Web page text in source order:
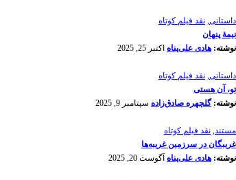
داستانی, نقد فیلم کوتاه
نیمۀ پنهان
نوشته: هادی علی‌پناه اکتبر 25, 2025
داستانی, نقد فیلم کوتاه
تو، آن هستی
نوشته:گلچهره صادق‌زاده سپتامبر 9, 2025
مستند, نقد فیلم کوتاه
غریبگان در سرزمین غریبه‌ها
نوشته: هادی علی‌پناه آگوست 20, 2025